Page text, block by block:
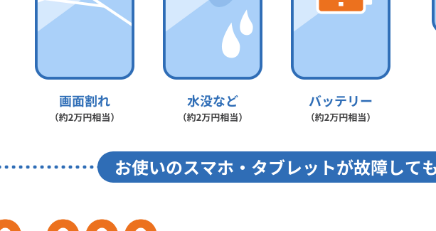
お使いのスマホ・ タブレットが故障して